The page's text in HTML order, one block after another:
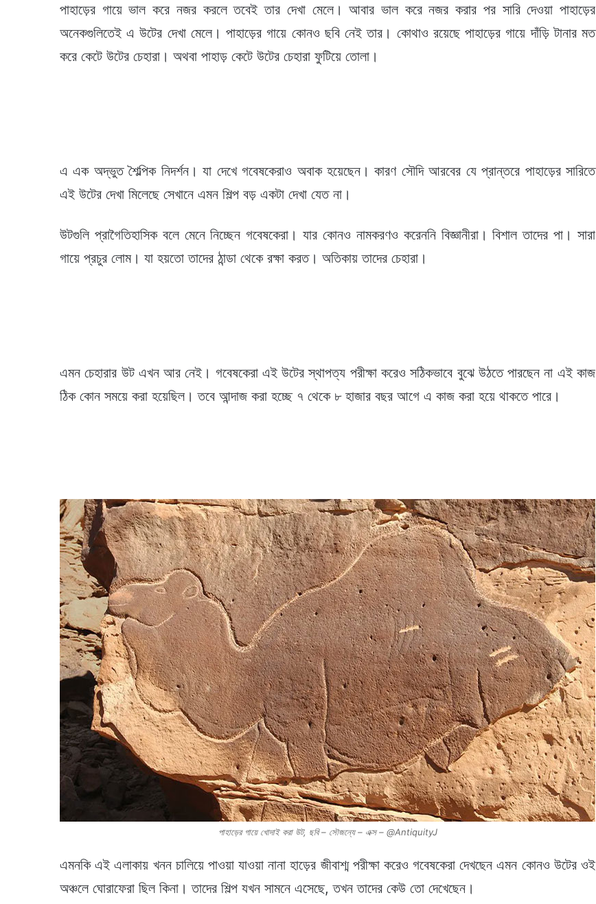
পাহাড়ের গায়ে ভাল করে নজর করলে তবেই তার দেখা মেলে। আবার ভাল করে নজর করার পর সারি দেওয়া পাহাড়ের
অনেকগুলিতেই এ উটের দেখা মেলে। পাহাড়ের গায়ে কোনও ছবি নেই তার। কোথাও রয়েছে পাহাড়ের গায়ে দাঁড়ি টানার মত
করে কেটে উটের চেহারা। অথবা পাহাড় কেটে উটের চেহারা ফুটিয়ে তোলা।
এ এক অদ্ভুত শৈল্পিক নিদর্শন। যা দেখে গবেষকেরাও অবাক হয়েছেন। কারণ সৌদি আরবের যে প্রান্তরে পাহাড়ের সারিতে
এই উটের দেখা মিলেছে সেখানে এমন শিল্প বড় একটা দেখা যেত না।
উটগুলি প্রাগৈতিহাসিক বলে মেনে নিচ্ছেন গবেষকেরা। যার কোনও নামকরণও করেননি বিজ্ঞানীরা। বিশাল তাদের পা। সারা
গায়ে প্রচুর লোম। যা হয়তো তাদের ঠান্ডা থেকে রক্ষা করত। অতিকায় তাদের চেহারা।
এমন চেহারার উট এখন আর নেই। গবেষকেরা এই উটের স্থাপত্য পরীক্ষা করেও সঠিকভাবে বুঝে উঠতে পারছেন না এই কাজ
ঠিক কোন সময়ে করা হয়েছিল। তবে আন্দাজ করা হচ্ছে ৭ থেকে ৮ হাজার বছর আগে এ কাজ করা হয়ে থাকতে পারে।
পাহাড়ের গায়ে খোদাই করা উট, ছবি – সৌজন্যে – এক্স – @AntiquityJ
এমনকি এই এলাকায় খনন চালিয়ে পাওয়া যাওয়া নানা হাড়ের জীবাশ্ম পরীক্ষা করেও গবেষকেরা দেখছেন এমন কোনও উটের ওই
অঞ্চলে ঘোরাফেরা ছিল কিনা। তাদের শিল্প যখন সামনে এসেছে, তখন তাদের কেউ তো দেখেছেন।